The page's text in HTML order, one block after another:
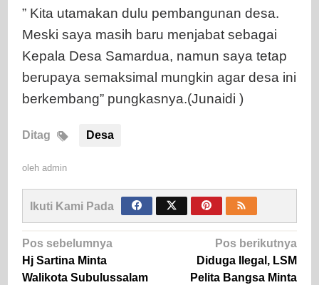
” Kita utamakan dulu pembangunan desa.
Meski saya masih baru menjabat sebagai
Kepala Desa Samardua, namun saya tetap
berupaya semaksimal mungkin agar desa ini
berkembang” pungkasnya.(Junaidi )
Ditag Desa
oleh admin
Ikuti Kami Pada
Navigasi
pos
Pos sebelumnya
Hj Sartina Minta
Walikota Subulussalam
Pos berikutnya
Diduga Ilegal, LSM
Pelita Bangsa Minta